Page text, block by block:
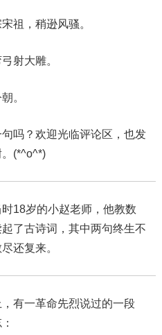
祖，稍逊风骚。
射大雕。
。
吗？欢迎光临评论区，也发
(*^o^*)
18岁的小赵老师，他教数
了古诗词，其中两句终生不
还复来。
有一革命先烈说过的一段